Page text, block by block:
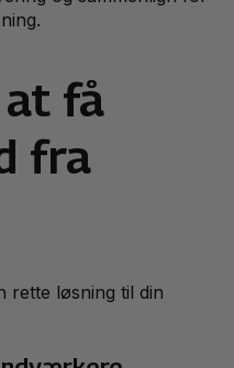
at få
fra
rette løsning til din